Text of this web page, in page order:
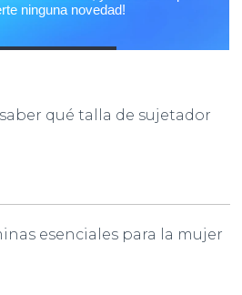
qué talla de sujetador
esenciales para la mujer